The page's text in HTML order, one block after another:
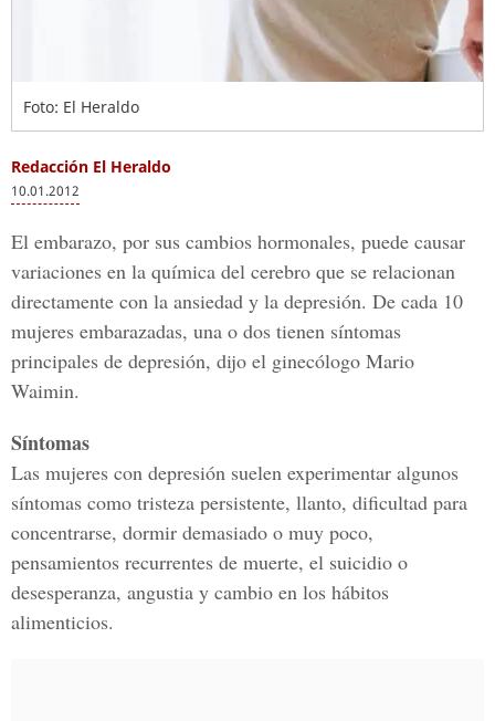
Foto: El Heraldo
Redacción El Heraldo
10.01.2012
El embarazo, por sus cambios hormonales, puede causar
variaciones en la química del cerebro que se relacionan
directamente con la ansiedad y la depresión. De cada 10
mujeres embarazadas, una o dos tienen síntomas
principales de depresión, dijo el ginecólogo Mario
Waimin.
Síntomas
Las mujeres con depresión suelen experimentar algunos
síntomas como tristeza persistente, llanto, dificultad para
concentrarse, dormir demasiado o muy poco,
pensamientos recurrentes de muerte, el suicidio o
desesperanza, angustia y cambio en los hábitos
alimenticios.